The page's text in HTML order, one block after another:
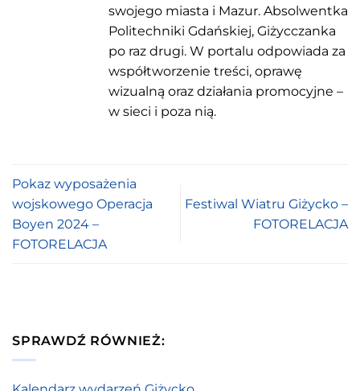
swojego miasta i Mazur. Absolwentka
Politechniki Gdańskiej, Giżycczanka
po raz drugi. W portalu odpowiada za
współtworzenie treści, oprawę
wizualną oraz działania promocyjne –
w sieci i poza nią.
Pokaz wyposażenia
wojskowego Operacja
Boyen 2024 –
FOTORELACJA
Festiwal Wiatru Giżycko –
FOTORELACJA
SPRAWDŹ RÓWNIEŻ: